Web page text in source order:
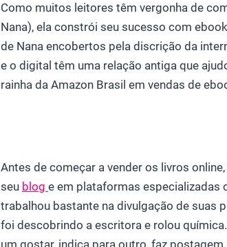
Como muitos leitores têm vergonha de
Nana), ela constrói seu sucesso com
de Nana encobertos pela discrição da
e o digital têm uma relação antiga que
rainha da Amazon Brasil em vendas de
Antes de começar a vender os livros
seu blog e em plataformas especializadas
trabalhou bastante na divulgação de suas
foi descobrindo a escritora e rolou
um gostar, indica para outro, faz